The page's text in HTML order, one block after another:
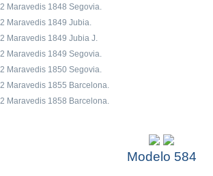
2 Maravedis 1848 Segovia.
2 Maravedis 1849 Jubia.
2 Maravedis 1849 Jubia J.
2 Maravedis 1849 Segovia.
2 Maravedis 1850 Segovia.
2 Maravedis 1855 Barcelona.
2 Maravedis 1858 Barcelona.
Modelo 584